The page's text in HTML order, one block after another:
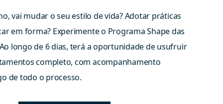
vai mudar o seu estilo de vida? Adotar práticas
em forma? Experimente o Programa Shape das
longo de 6 dias, terá a oportunidade de usufruir
completo, com acompanhamento
de todo o processo.